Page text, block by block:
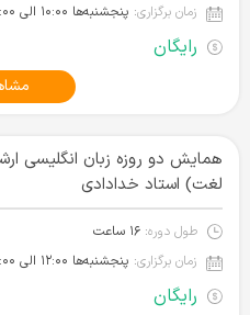
زمان برگزاری:
رایگان
لغت) استاد خدادادی
طول دوره: ۱۶ ساعت
زمان برگزاری:
رایگان